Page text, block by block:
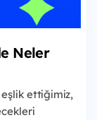
Neler
ettiğimiz,